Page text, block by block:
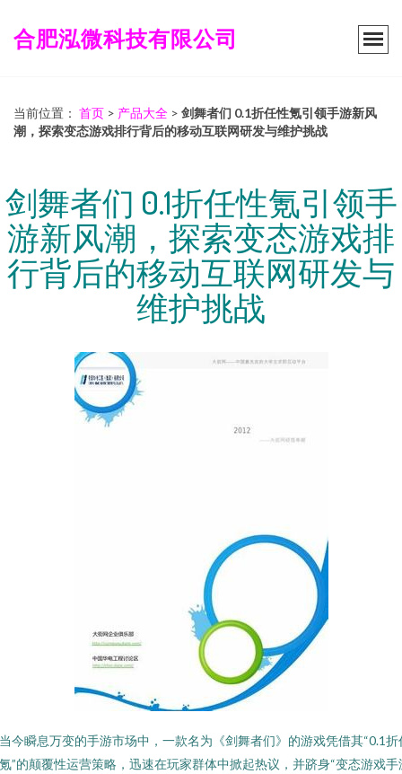
合肥泓微科技有限公司
当前位置： 首页 > 产品大全 > 剑舞者们 0.1折任性氪引领手游新风
潮，探索变态游戏排行背后的移动互联网研发与维护挑战
剑舞者们 0.1折任性氪引领手
游新风潮，探索变态游戏排
行背后的移动互联网研发与
维护挑战
今瞬息万变的手游市场中，一款名为《剑舞者们》的游戏凭借其“0.1折
”的颠覆性运营策略，迅速在玩家群体中掀起热议，并跻身“变态游戏手